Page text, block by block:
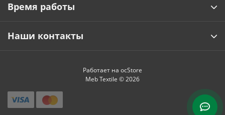
Время работы
Наши контакты
Работает на ocStore
Meb Textile © 2026